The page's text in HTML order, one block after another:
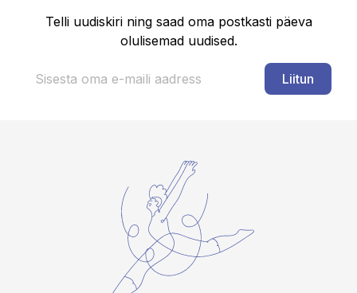
Telli uudiskiri ning saad oma postkasti päeva
olulisemad uudised.
Liitun